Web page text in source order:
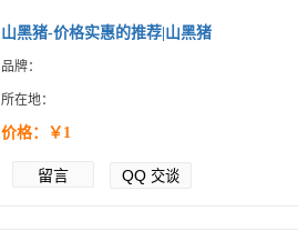
山黑猪-价格实惠的推荐|山黑猪
品牌：
所在地：
价格：￥1
留言 QQ 交谈